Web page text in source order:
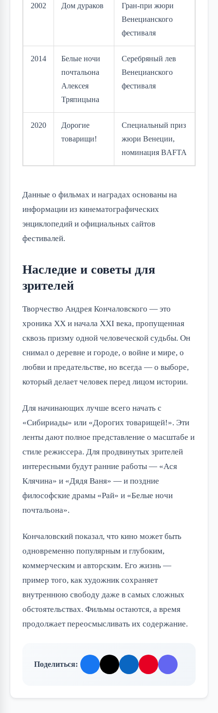
2002 Дом дураков
Гран-при жюри
Венецианского
фестиваля
2014
Белые ночи
почтальона
Алексея
Тряпицына
Серебряный лев
Венецианского
фестиваля
2020
Дорогие
товарищи!
Специальный приз
жюри Венеции,
номинация BAFTA
Данные о фильмах и наградах основаны на
информации из кинематографических
энциклопедий и официальных сайтов
фестивалей.
Наследие и советы для
зрителей
Творчество Андрея Кончаловского — это
хроника XX и начала XXI века, пропущенная
сквозь призму одной человеческой судьбы. Он
снимал о деревне и городе, о войне и мире, о
любви и предательстве, но всегда — о выборе,
который делает человек перед лицом истории.
Для начинающих лучше всего начать с
«Сибириады» или «Дорогих товарищей!». Эти
ленты дают полное представление о масштабе и
стиле режиссера. Для продвинутых зрителей
интересными будут ранние работы — «Ася
Клячина» и «Дядя Ваня» — и поздние
философские драмы «Рай» и «Белые ночи
почтальона».
Кончаловский показал, что кино может быть
одновременно популярным и глубоким,
коммерческим и авторским. Его жизнь —
пример того, как художник сохраняет
внутреннюю свободу даже в самых сложных
обстоятельствах. Фильмы остаются, а время
продолжает переосмысливать их содержание.
Поделиться: